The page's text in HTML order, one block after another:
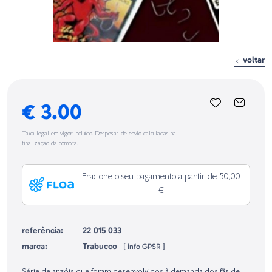
voltar
€ 3.00
Taxa legal em vigor incluído. Despesas de envio calculadas na
finalização da compra.
Fracione o seu pagamento a partir de 50,00
€
referência:
22 015 033
marca:
Trabucco [ info GPSR ]